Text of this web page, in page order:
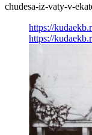
chudesa-iz-vaty-v-
https://
https://